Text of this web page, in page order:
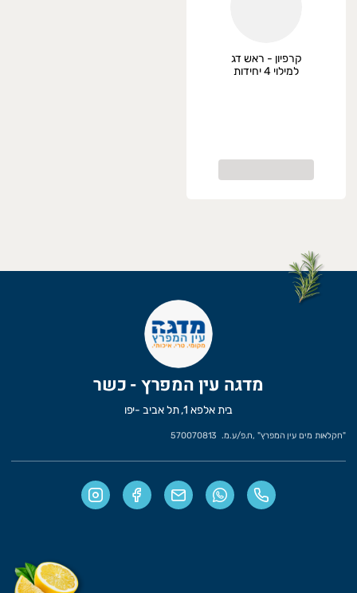
קרפיון - ראש דג
למילוי 4 יחידות
מדגה עין המפרץ - כשר
בית אלפא 1, תל אביב -יפו
"חקלאות מים עין המפרץ" ,ח.פ/ע.מ. 570070813